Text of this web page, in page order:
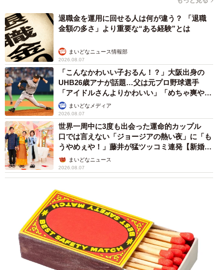
退職金を運用に回せる人は何が違う？ 「退職
金額の多さ」より重要な“ある経験”とは
まいどなニュース情報部
2026.08.07
「こんなかわいい子おるん！？」大阪出身の
UHB26歳アナが話題…父は元プロ野球選手
「アイドルさんよりかわいい」「めちゃ爽や
か」まいどなメディア
2026.08.07
世界一周中に3度も出会った運命的カップル
口では言えない「ジョージアの熱い夜」に「も
うやめぇや！」藤井が猛ツッコミ連発【新婚さ
ん】まいどなニュース
2026.08.07